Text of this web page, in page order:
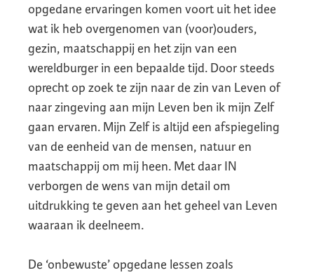
opgedane ervaringen komen voort uit het idee
wat ik heb overgenomen van (voor)ouders,
gezin, maatschappij en het zijn van een
wereldburger in een bepaalde tijd. Door steeds
oprecht op zoek te zijn naar de zin van Leven of
naar zingeving aan mijn Leven ben ik mijn Zelf
gaan ervaren. Mijn Zelf is altijd een afspiegeling
van de eenheid van de mensen, natuur en
maatschappij om mij heen. Met daar IN
verborgen de wens van mijn detail om
uitdrukking te geven aan het geheel van Leven
waaraan ik deelneem.
De ‘onbewuste’ opgedane lessen zoals